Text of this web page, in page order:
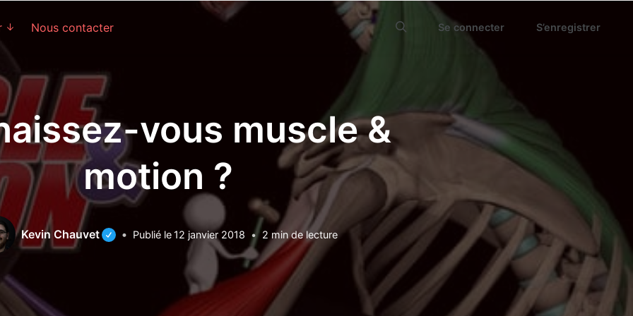
Nous contacter Se connecter S’enregistrer
vous muscle &
motion ?
2 min de lecture
Publié le 12 janvier 2018
Kevin Chauvet